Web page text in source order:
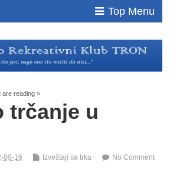
Top Menu
are reading »
trčanje u
09-16 Izveštaji sa trka No Comment